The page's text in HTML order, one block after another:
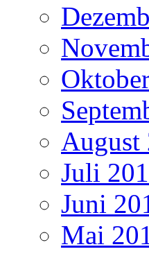
August
Juli
Juni
Mai